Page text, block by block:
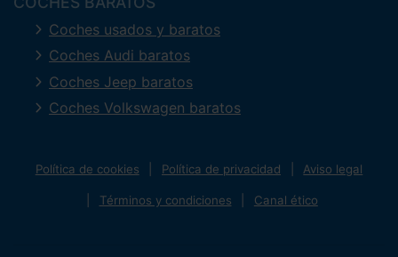
Coches usados y baratos
Coches Audi baratos
Coches Jeep baratos
Coches Volkswagen baratos
Política de cookies Política de privacidad Aviso legal
Términos y condiciones Canal ético